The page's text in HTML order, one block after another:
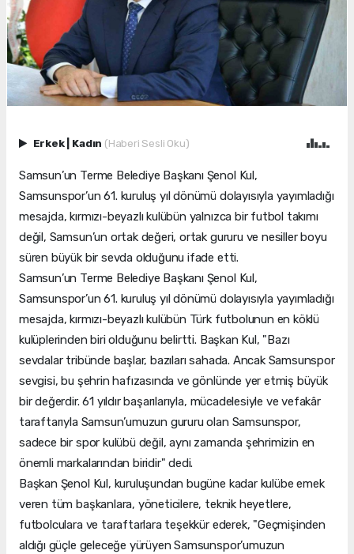
Erkek Kadın (Haberi Sesli Oku)
Samsun’un Terme Belediye Başkanı Şenol Kul,
Samsunspor’un 61. kuruluş yıl dönümü dolayısıyla yayımladığı
mesajda, kırmızı-beyazlı kulübün yalnızca bir futbol takımı
değil, Samsun’un ortak değeri, ortak gururu ve nesiller boyu
süren büyük bir sevda olduğunu ifade etti.
Samsun’un Terme Belediye Başkanı Şenol Kul,
Samsunspor’un 61. kuruluş yıl dönümü dolayısıyla yayımladığı
mesajda, kırmızı-beyazlı kulübün Türk futbolunun en köklü
kulüplerinden biri olduğunu belirtti. Başkan Kul, "Bazı
sevdalar tribünde başlar, bazıları sahada. Ancak Samsunspor
sevgisi, bu şehrin hafızasında ve gönlünde yer etmiş büyük
bir değerdir. 61 yıldır başarılarıyla, mücadelesiyle ve vefakâr
taraftarıyla Samsun’umuzun gururu olan Samsunspor,
sadece bir spor kulübü değil, aynı zamanda şehrimizin en
önemli markalarından biridir" dedi.
Başkan Şenol Kul, kuruluşundan bugüne kadar kulübe emek
veren tüm başkanlara, yöneticilere, teknik heyetlere,
futbolculara ve taraftarlara teşekkür ederek, "Geçmişinden
aldığı güçle geleceğe yürüyen Samsunspor’umuzun